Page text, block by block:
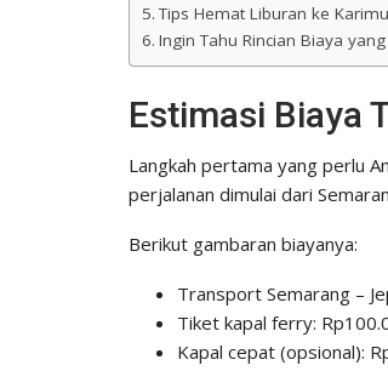
Tips Hemat Liburan ke
Ingin Tahu Rincian Biaya
Estimasi Biaya
Langkah pertama yang perlu
perjalanan dimulai dari
Berikut gambaran biayanya:
Transport Semarang –
Tiket kapal ferry:
Kapal cepat (opsional):